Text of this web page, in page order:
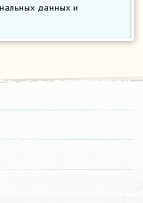
данных и